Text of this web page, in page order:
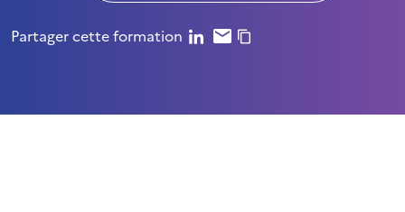
Partager cette formation